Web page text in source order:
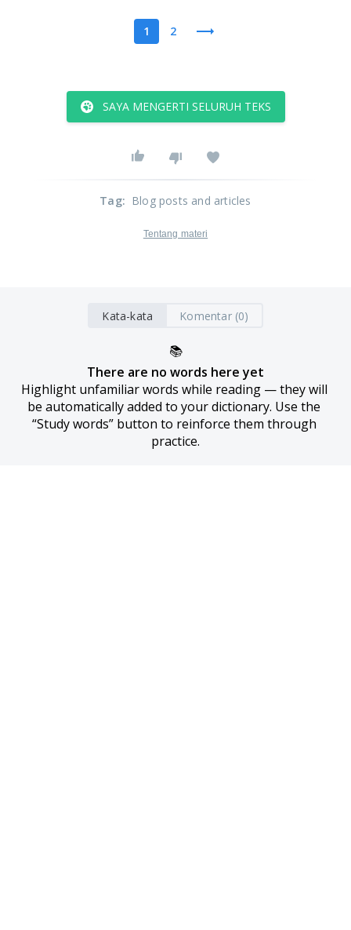
1 2
SAYA MENGERTI SELURUH TEKS
Tag: Blog posts and articles
Tentang materi
Kata-kata Komentar (0)
📚
There are no words here yet
Highlight unfamiliar words while reading — they will
be automatically added to your dictionary. Use the
“Study words” button to reinforce them through
practice.